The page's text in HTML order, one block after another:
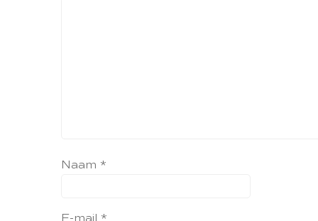
Naam *
E-mail *